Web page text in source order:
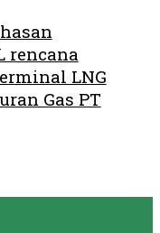
rencana
LNG
Gas PT